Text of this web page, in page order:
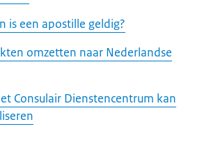
is een apostille geldig?
omzetten naar Nederlandse
Consulair Dienstencentrum kan